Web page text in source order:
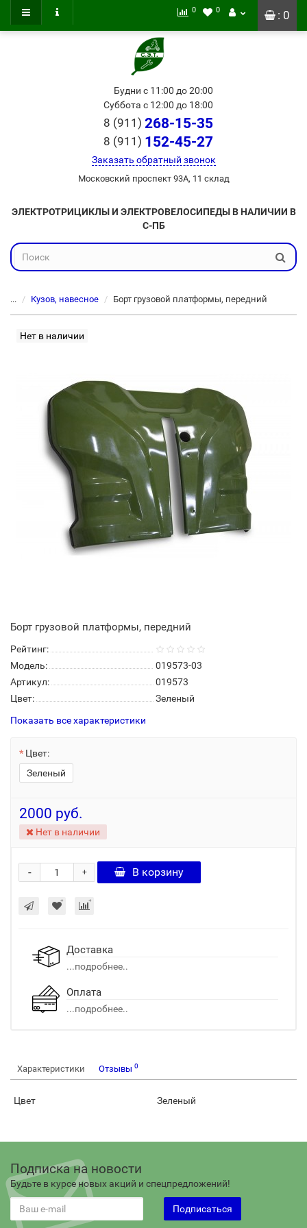
: 0
0 0
Будни с 11:00 до 20:00
Суббота с 12:00 до 18:00
8 (911) 268-15-35
8 (911) 152-45-27
Заказать обратный звонок
Московский проспект 93А, 11 склад
ЭЛЕКТРОТРИЦИКЛЫ И ЭЛЕКТРОВЕЛОСИПЕДЫ В НАЛИЧИИ В
С-ПБ
... Кузов, навесное Борт грузовой платформы, передний
Нет в наличии
Борт грузовой платформы, передний
Рейтинг:
Модель:
019573-03
Артикул:
019573
Цвет:
Зеленый
Показать все характеристики
Цвет:
Зеленый
2000 руб.
Нет в наличии
+
- В корзину
Доставка
...подробнее..
Оплата
...подробнее..
Характеристики Отзывы 0
Цвет Зеленый
Подписка на новости
Будьте в курсе новых акций и спецпредложений!
Подписаться